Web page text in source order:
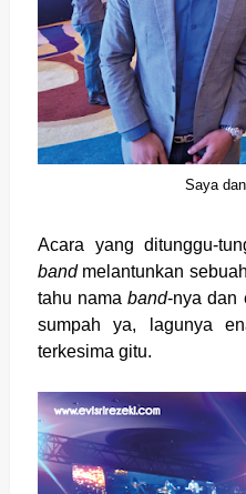
Saya
Acara yang ditunggu-
bandmelantunkan
tahu namaband-nya dan
sumpah ya, lagunya
terkesima gitu.